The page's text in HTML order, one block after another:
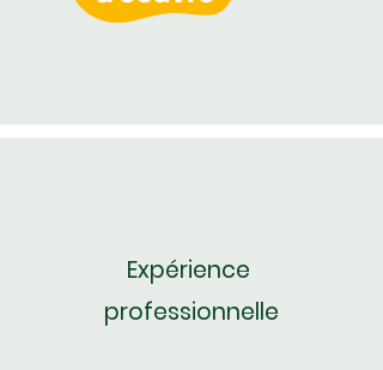
Expérience
professionnelle